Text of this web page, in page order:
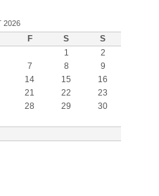
2026
F S S
1
2
7 8
9
14 15
16
21 22
23
28 29
30